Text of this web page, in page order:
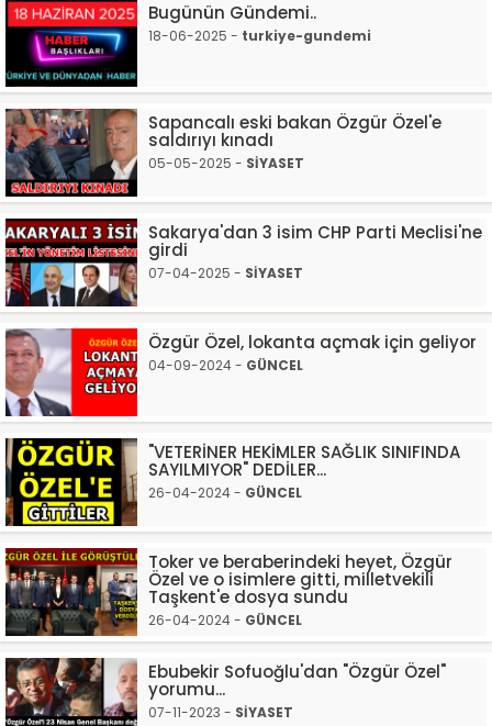
Bugünün Gündemi..
18-06-2025 - turkiye-gundemi
Sapancalı eski bakan Özgür Özel'e
saldırıyı kınadı
05-05-2025 - SİYASET
Sakarya'dan 3 isim CHP Parti Meclisi'ne
girdi
07-04-2025 - SİYASET
Özgür Özel, lokanta açmak için geliyor
04-09-2024 - GÜNCEL
"VETERİNER HEKİMLER SAĞLIK SINIFINDA
SAYILMIYOR" DEDİLER...
26-04-2024 - GÜNCEL
Toker ve beraberindeki heyet, Özgür
Özel ve o isimlere gitti, milletvekili
Taşkent'e dosya sundu
26-04-2024 - GÜNCEL
Ebubekir Sofuoğlu'dan "Özgür Özel"
yorumu...
07-11-2023 - SİYASET